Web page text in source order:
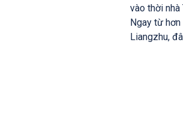
vào thời nhà
Ngay từ
Liangzhu,